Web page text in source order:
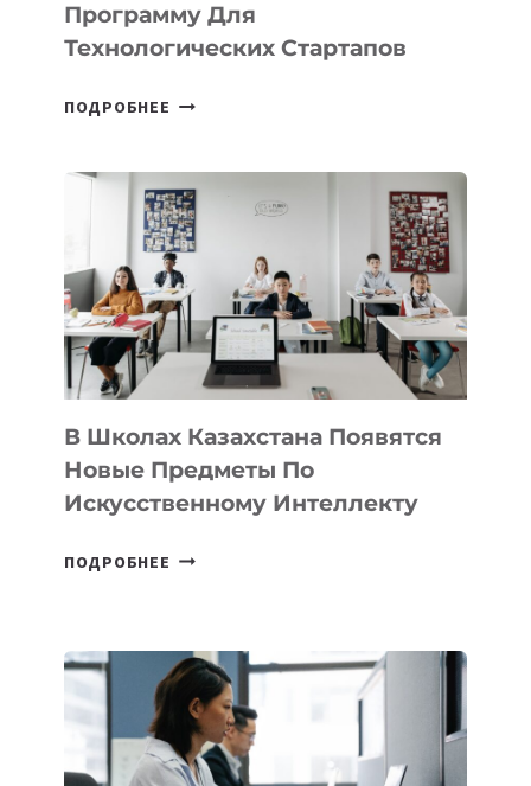
ПРЕДПРИНИМАТЕЛЬСТВО
Программу Для
Технологических Стартапов
ПОДРОБНЕЕ ОТКРЫТ
DEAL
VELOCITY
BY
MOST
—
МЕЖДУНАРОДНУЮ
ПРОГРАММУ
ДЛЯ
ТЕХНОЛОГИЧЕСКИХ
В Школах Казахстана Появятся
Новые Предметы По
Искусственному Интеллекту
ПОДРОБНЕЕ В
НОВЫЕ
ПРЕДМЕТЫ
ПО
ИСКУССТВЕННОМУ